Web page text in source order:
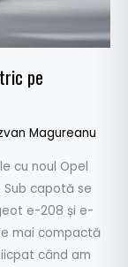
pe
Magureanu
cu noul Opel
capotă se
e-208 și e-
mai compactă
când am